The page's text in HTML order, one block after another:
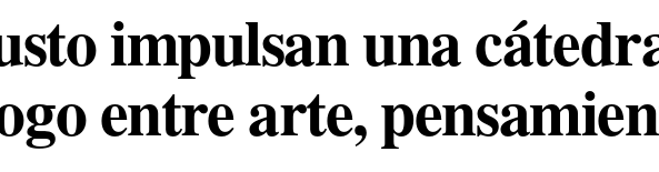
impulsan una
entre arte,